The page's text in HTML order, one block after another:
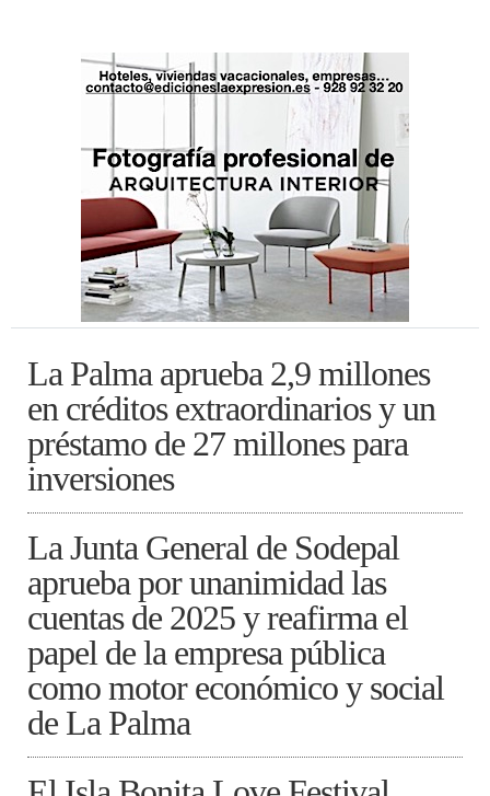
La Palma aprueba 2,9 millones
en créditos extraordinarios y un
préstamo de 27 millones para
inversiones
La Junta General de Sodepal
aprueba por unanimidad las
cuentas de 2025 y reafirma el
papel de la empresa pública
como motor económico y social
de La Palma